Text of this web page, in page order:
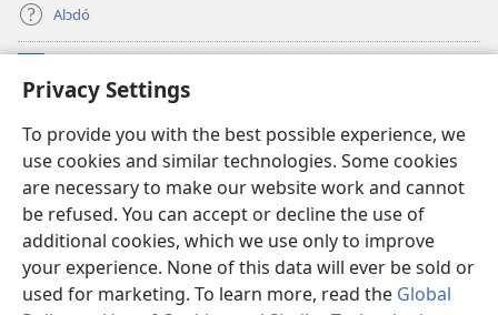
Privacy Settings
To provide you with the best possible experience, we
use cookies and similar technologies. Some cookies
are necessary to make our website work and cannot
be refused. You can accept or decline the use of
additional cookies, which we use only to improve
your experience. None of this data will ever be sold or
used for marketing. To learn more, read the Global
Alɔdó
(opens
new
WEMASƐXWETƐN ƐNTƐNƐTI JÍ TƆN Watchtower Tɔn
(opens
new
window)JW Hub
(opens
new
window)JW Library App